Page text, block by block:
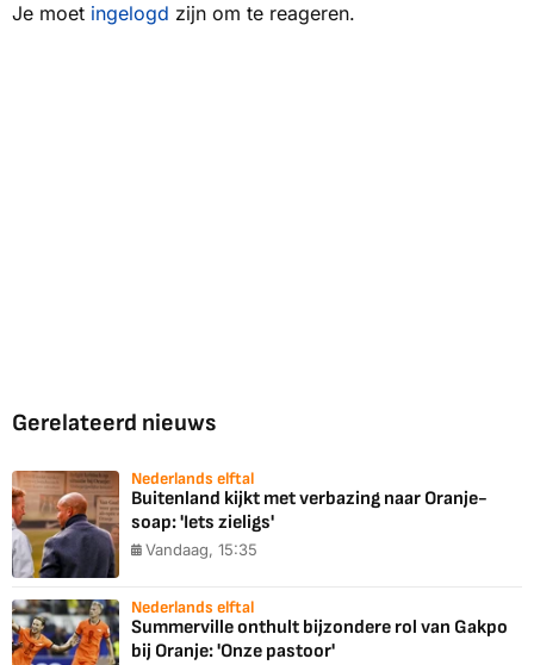
Je moet ingelogd zijn om te reageren.
Gerelateerd nieuws
Nederlands elftal
Buitenland kijkt met verbazing naar Oranje-
soap: 'Iets zieligs'
Vandaag, 15:35
Nederlands elftal
Summerville onthult bijzondere rol van Gakpo
bij Oranje: 'Onze pastoor'